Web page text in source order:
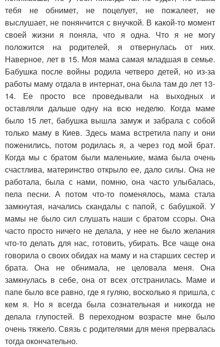
тебя не обнимет, не поцелует, не пожалеет, не
выслушает, не понянчится с внучкой. В какой-то момент
своей жизни я поняла, что я одна. Что я не могу
положится на родителей, я отвернулась от них.
Наверное, лет в 15. Моя мама самая младшая в семье.
Бабушка после войны родила четверо детей, но из-за
работы маму отдала в интернат, она была там до лет 13-
14. Ее просто все проведывали на выходных и
оставляли дальше одну на всю неделю. Когда маме
было 15 лет, бабушка вышла замуж и забрала с собой
только маму в Киев. Здесь мама встретила папу и они
поженились, потом родилась я, а через год мой брат.
Когда мы с братом были маленькие, мама была очень
счастлива, материнство открыло ее, дало силы. Она не
работала, была с нами, помню, она часто улыбалась,
пела песни. А потом что-то поменялось, мама стала
замкнутая, начались скандалы с папой, с бабушкой. У
мамы не было сил слушать наши с братом ссоры. Она
часто просто ничего не делала, у нее не было желания
что-то делать для нас, готовить, убирать. Все чаще она
говорила о своих обидах на маму и на старших сестер и
брата. Она не обнимала, не целовала меня. Она
замкнулась в себе, она от всех отстранилась. Маме и
папе было все равно, где я гуляю, восколько я пришла, с
кем я. Но я всегда была сознательная и никогда не
делала глупостей. В переходном возрасте мне было
очень тяжело. Связь с родителями для меня прервалась
тогда окончательно.